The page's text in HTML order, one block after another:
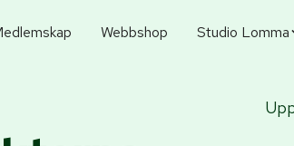
Webbshop Studio Lomma